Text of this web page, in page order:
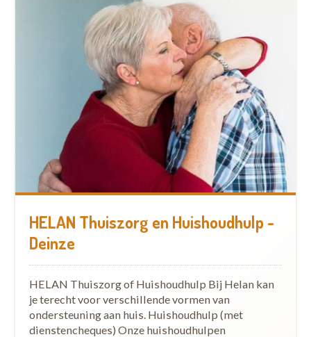
HELAN Thuiszorg en Huishoudhulp -
Deinze
HELAN Thuiszorg of Huishoudhulp Bij Helan kan
je terecht voor verschillende vormen van
ondersteuning aan huis. Huishoudhulp (met
dienstencheques) Onze huishoudhulpen